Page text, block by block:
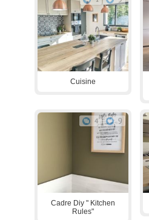
Cuisine
4 9
Cadre Diy " Kitchen
Rules"